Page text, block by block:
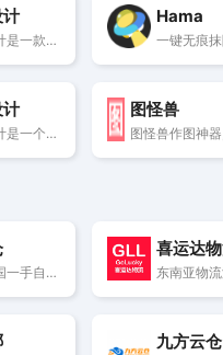
计
即时设计是一款在线可协作的UI设计工具,即时设计拥有海量的设计资源与素材,支持导入sketch格式的源文件。支持创建交互原型、获取设计标注、快速切图、团队协作等工作。
Hama
计
图夫设计是一个简单便捷的在线创意设计平台。智能抠图去背景,编辑图片和视频,设计简历,PPT,公众号配图,电商等图片。海量原创设计模板,可商用,生成PNG,JPG,PDF,支持印刷
图怪兽
泰国美国一手自营仓/自研erp/24小时订单上线
喜运达
九方云仓